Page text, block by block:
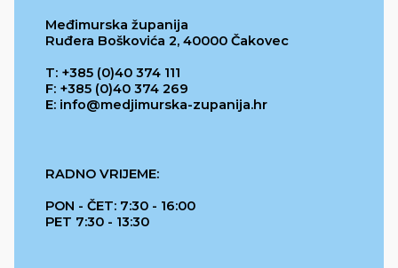
Međimurska županija
Ruđera Boškovića 2, 40000 Čakovec
T: +385 (0)40 374 111
F: +385 (0)40 374 269
E: info@medjimurska-zupanija.hr
RADNO VRIJEME:
PON - ČET: 7:30 - 16:00
PET 7:30 - 13:30